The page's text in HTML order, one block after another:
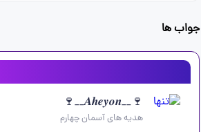
جواب ها
🍷__𝑨𝒉𝒆𝒚𝒐𝒏__🍷
هدیه های آسمان چهارم